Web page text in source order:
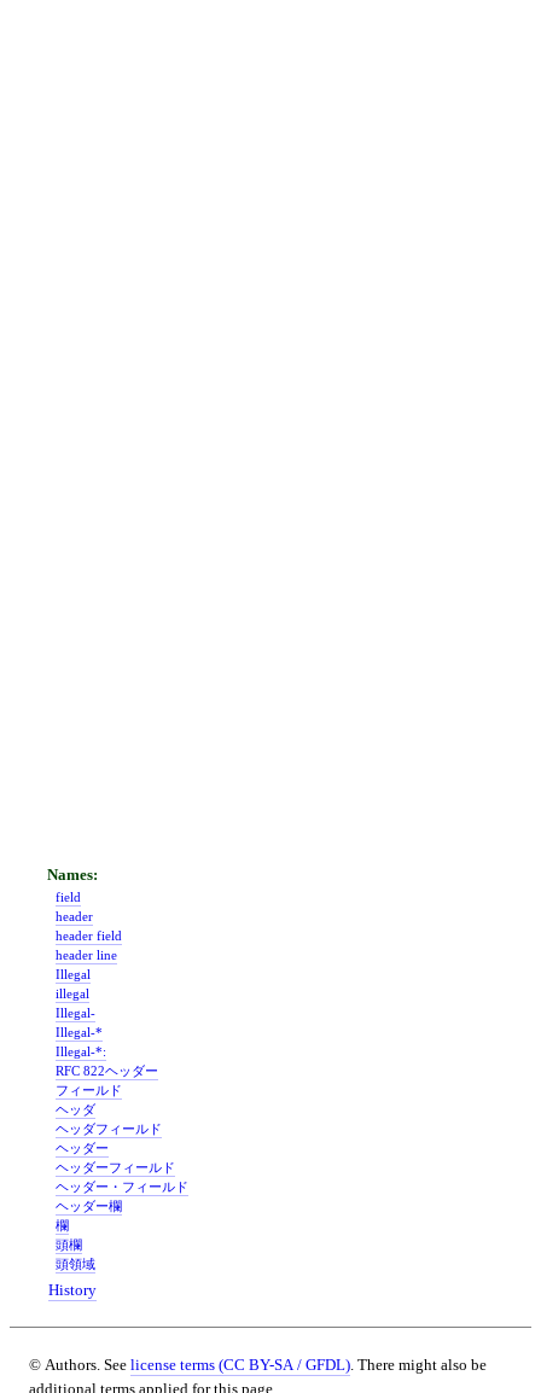
field
header
header field
header line
Illegal
illegal
Illegal-
Illegal-*
Illegal-*:
RFC 822ヘッダー
フィールド
ヘッダ
ヘッダフィールド
ヘッダー
ヘッダーフィールド
ヘッダー・フィールド
ヘッダー欄
欄
頭欄
頭領域
History
© Authors. See license terms (CC BY-SA / GFDL)
additional terms applied for this page.